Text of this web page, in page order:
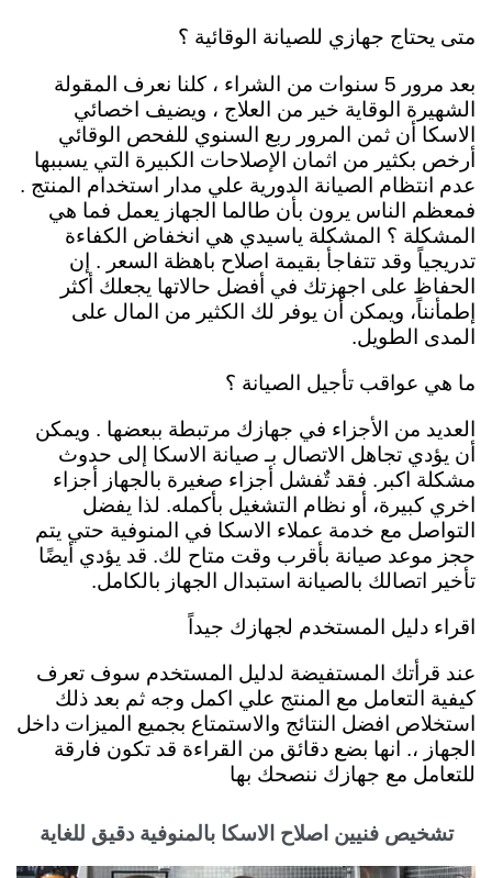
متى يحتاج جهازي للصيانة الوقائية ؟
بعد مرور 5 سنوات من الشراء ، كلنا نعرف المقولة
الشهيرة الوقاية خير من العلاج ، ويضيف اخصائي
الاسكا أن ثمن المرور ربع السنوي للفحص الوقائي
أرخص بكثير من اثمان الإصلاحات الكبيرة التي يسببها
عدم انتظام الصيانة الدورية علي مدار استخدام المنتج .
فمعظم الناس يرون بأن طالما الجهاز يعمل فما هي
المشكلة ؟ المشكلة ياسيدي هي انخفاض الكفاءة
تدريجياً وقد تتفاجأ بقيمة اصلاح باهظة السعر . إن
الحفاظ على اجهزتك في أفضل حالاتها يجعلك أكثر
إطمأنناً، ويمكن أن يوفر لك الكثير من المال على
المدى الطويل.
ما هي عواقب تأجيل الصيانة ؟
العديد من الأجزاء في جهازك مرتبطة ببعضها . ويمكن
أن يؤدي تجاهل الاتصال بـ صيانة الاسكا إلى حدوث
مشكلة اكبر. فقد تٌفشل أجزاء صغيرة بالجهاز أجزاء
اخري كبيرة، أو نظام التشغيل بأكمله. لذا يفضل
التواصل مع خدمة عملاء الاسكا في المنوفية حتي يتم
حجز موعد صيانة بأقرب وقت متاح لك. قد يؤدي أيضًا
تأخير اتصالك بالصيانة استبدال الجهاز بالكامل.
اقراء دليل المستخدم لجهازك جيداً
عند قرأتك المستفيضة لدليل المستخدم سوف تعرف
كيفية التعامل مع المنتج علي اكمل وجه ثم بعد ذلك
استخلاص افضل النتائج والاستمتاع بجميع الميزات داخل
الجهاز ،. انها بضع دقائق من القراءة قد تكون فارقة
للتعامل مع جهازك ننصحك بها
تشخيص فنيين اصلاح الاسكا بالمنوفية دقيق للغاية